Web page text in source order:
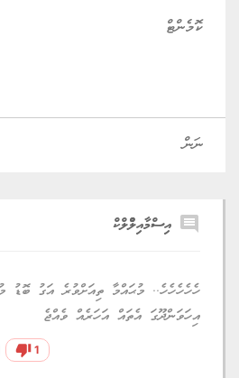
comment އިސްމާއިލްްްލްކް
ހެހެހެހެހެ.. މުޙައްމާ ތިއަށްވުރެ އަގު ބޮޑު
އިހަވަންދޫގަ އެތައް އަހަރެއް ވެއްޖެ
thumb_down 1